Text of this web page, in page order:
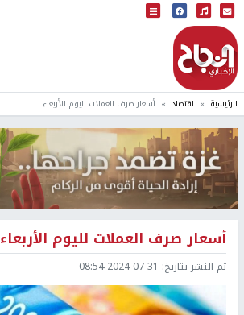
البث المباشر
إذاعة النجاح
الرئيسية اقتصاد أسعار صرف العملات لليوم الأربعاء
أسعار صرف العملات لليوم الأربعاء
تم النشر بتاريخ: 2024-07-31 08:54